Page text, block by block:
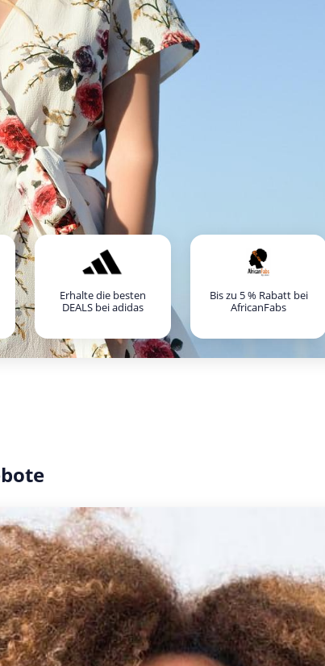
Erhalte die besten
DEALS bei adidas
Bis zu 5 % Rabatt bei
AfricanFabs